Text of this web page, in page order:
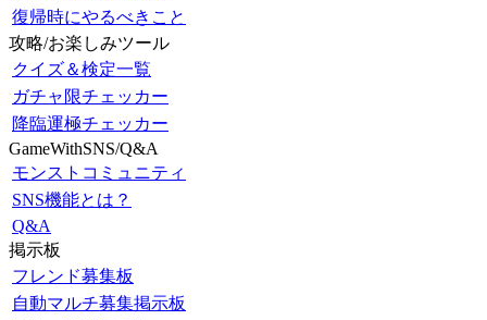
復帰時にやるべきこと
攻略/お楽しみツール
クイズ＆検定一覧
ガチャ限チェッカー
降臨運極チェッカー
GameWithSNS/Q&A
モンストコミュニティ
SNS機能とは？
Q&A
掲示板
フレンド募集板
自動マルチ募集掲示板